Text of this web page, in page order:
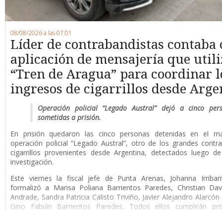
08/08/2026 a las 07:01
Líder de contrabandistas contaba
aplicación de mensajería que
“Tren de Aragua” para coordinar
ingresos de cigarrillos desde
Operación policial “Legado Austral” dejó a cinco
sometidas a prisión.
En prisión quedaron las cinco personas detenidas en el
operación policial “Legado Austral”, otro de los grandes
cigarrillos provenientes desde Argentina, detectados luego
investigación.
Este viernes la fiscal jefe de Punta Arenas, Johanna
formalizó a Marisa Poliana Barrientos Paredes, Christian
Andrade, Sandra Patricia Calisto Triviño, Javier Alejandro Alarcón
Gino Fabián Barrientos Paredes. Todos ellos cumplirán